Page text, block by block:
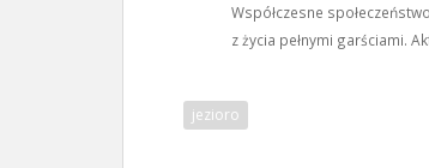
Współczesne
z życia pełnymi garściami.
jezioro